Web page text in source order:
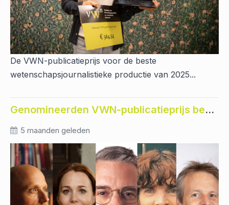
De VWN-publicatieprijs voor de beste
wetenschapsjournalistieke productie van 2025...
Genomineerden VWN-publicatieprijs bekend
5 maanden geleden